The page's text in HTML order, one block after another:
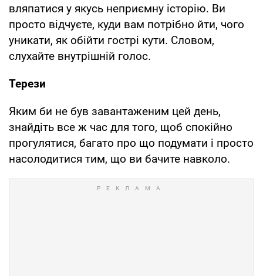
вляпатися у якусь неприємну історію. Ви
просто відчуєте, куди вам потрібно йти, чого
уникати, як обійти гострі кути. Словом,
слухайте внутрішній голос.
Терези
Яким би не був завантаженим цей день,
знайдіть все ж час для того, щоб спокійно
прогулятися, багато про що подумати і просто
насолодитися тим, що ви бачите навколо.